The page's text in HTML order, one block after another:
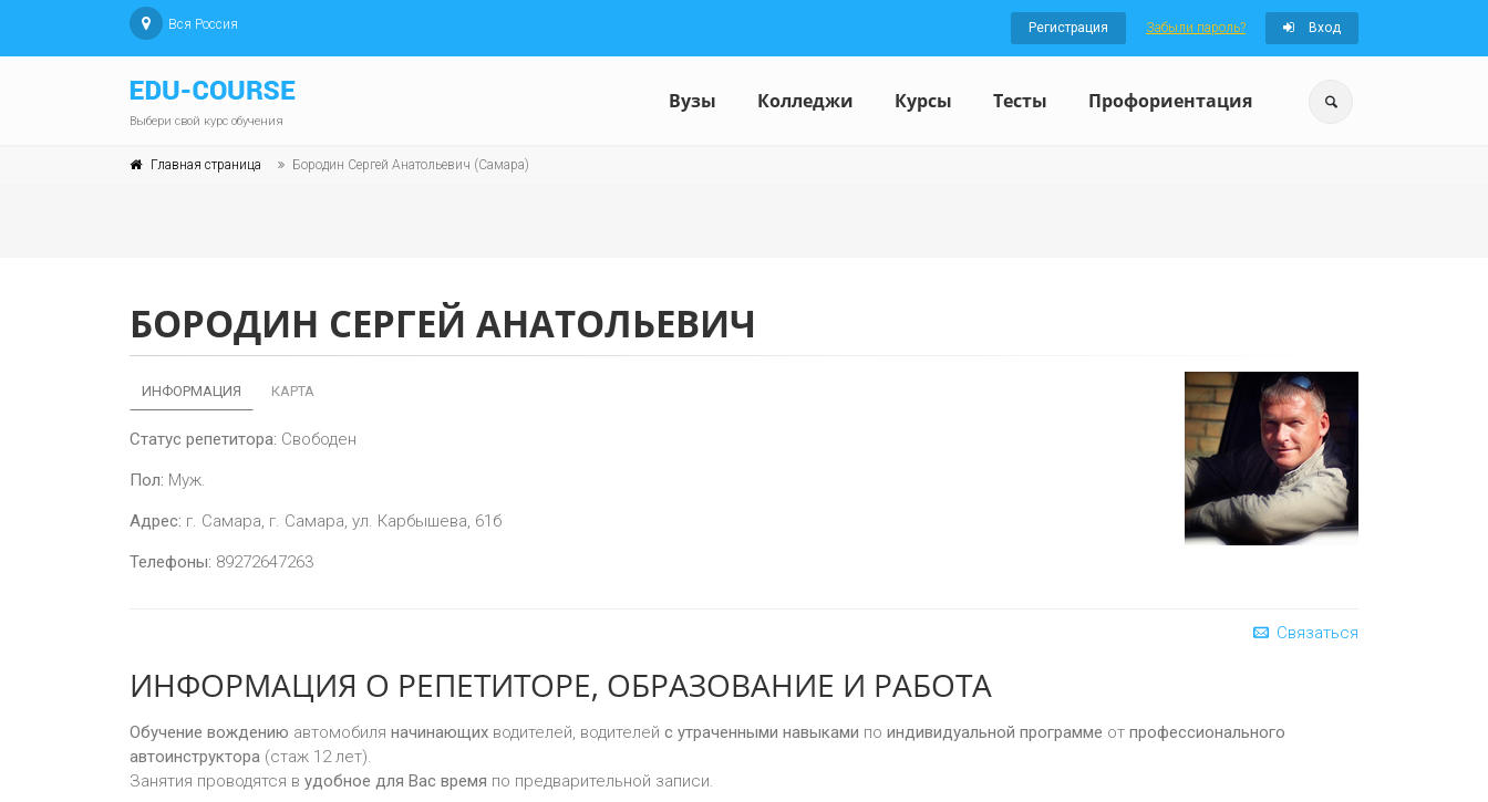
Вся Россия Регистрация Забыли пароль? Вход
Выбери свой курс обучения
Вузы Колледжи Курсы Тесты Профориентация
Главная страница Бородин Сергей Анатольевич (Самара)
БОРОДИН СЕРГЕЙ АНАТОЛЬЕВИЧ
ИНФОРМАЦИЯ КАРТА
Статус репетитора: Свободен
Пол: Муж.
Адрес: г. Самара, г. Самара, ул. Карбышева, 61б
Телефоны: 89272647263
Связаться
ИНФОРМАЦИЯ О РЕПЕТИТОРЕ, ОБРАЗОВАНИЕ И РАБОТА
Обучение вождению автомобиля начинающих водителей, водителей с утраченными навыками по индивидуальной программе от профессионального
автоинструктора (стаж 12 лет).
Занятия проводятся в удобное для Вас время по предварительной записи.